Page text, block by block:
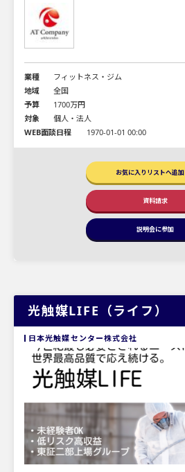
業種
フィットネス・ジム
地域
全国
予算
1700万円
対象
個人・法人
WEB面談日程
1970-01-01 00:00
お気に入りリストへ追加
資料請求
説明会に参加
光触媒LIFE（ライフ）
日本光触媒センター株式会社